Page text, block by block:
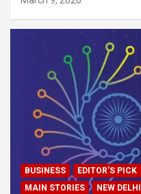
BUSINESS EDITOR'S PICK
MAIN STORIES
NEW DELHI